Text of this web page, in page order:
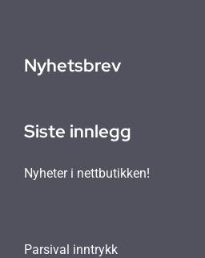
Nyhetsbrev
Siste innlegg
Nyheter i nettbutikken!
Parsival inntrykk